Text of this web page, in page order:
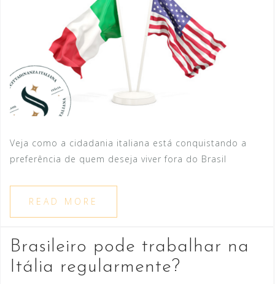
Veja como a cidadania italiana está conquistando a
preferência de quem deseja viver fora do Brasil
READ MORE
Brasileiro pode trabalhar na
Itália regularmente?